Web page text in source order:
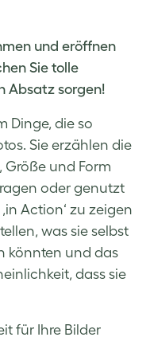
und eröffnen
Sie tolle
Absatz sorgen!
Dinge, die so
Sie erzählen die
Größe und Form
oder genutzt
Action‘ zu zeigen
was sie selbst
könnten und das
dass sie
für Ihre Bilder